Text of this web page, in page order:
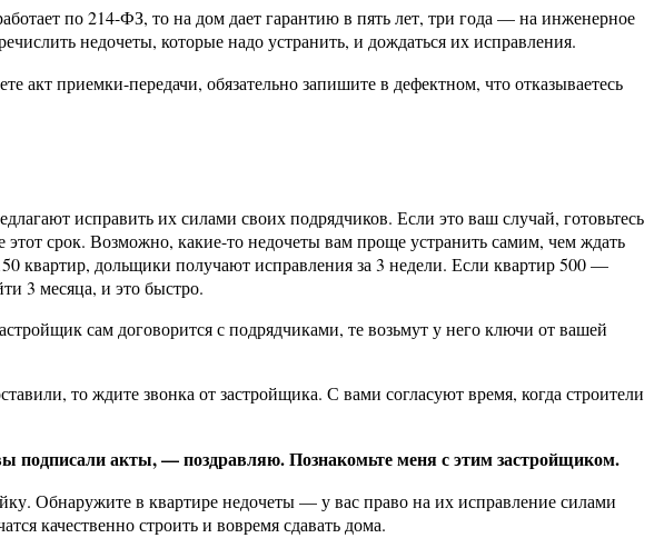
по 214-ФЗ, то на дом дает гарантию в пять лет, три года — на инженерное
недочеты, которые надо устранить, и дождаться их исправления.
акт приемки-передачи, обязательно запишите в дефектном, что отказываетесь
исправить их силами своих подрядчиков. Если это ваш случай, готовьтесь
этот срок. Возможно, какие-то недочеты вам проще устранить самим, чем ждать
квартир, дольщики получают исправления за 3 недели. Если квартир 500 —
3 месяца, и это быстро.
сам договорится с подрядчиками, те возьмут у него ключи от вашей
то ждите звонка от застройщика. С вами согласуют время, когда строители
подписали акты, — поздравляю. Познакомьте меня с этим застройщиком.
Обнаружите в квартире недочеты — у вас право на их исправление силами
качественно строить и вовремя сдавать дома.